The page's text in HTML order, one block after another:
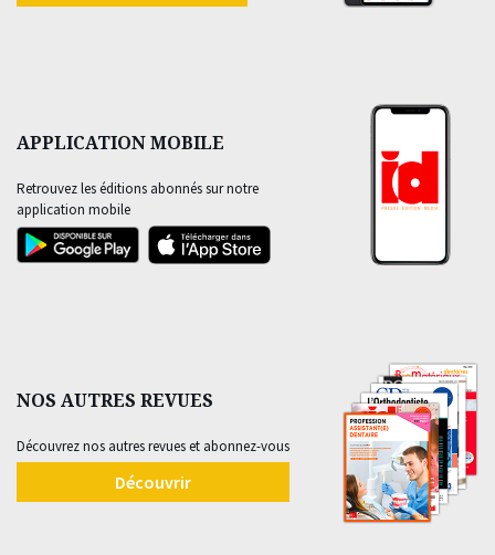
APPLICATION MOBILE
Retrouvez les éditions abonnés sur notre
application mobile
NOS AUTRES REVUES
Découvrez nos autres revues et abonnez-vous
Découvrir